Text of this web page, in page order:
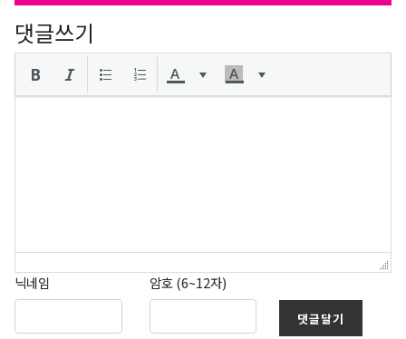
댓글쓰기
닉네임 암호 (6~12자)
댓글달기